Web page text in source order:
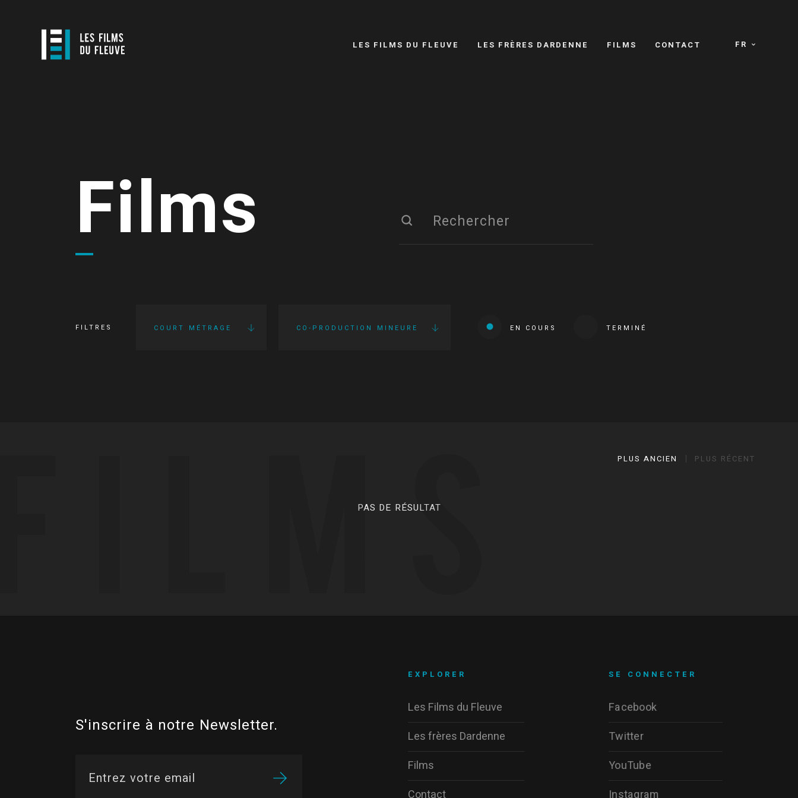
FR
LES FILMS DU FLEUVE LES FRÈRES DARDENNE FILMS CONTACT
Films
FILTRES COURT MÉTRAGE CO-PRODUCTION MINEURE EN COURS TERMINÉ
PLUS ANCIEN PLUS RÉCENT
PAS DE RÉSULTAT
S'inscrire à notre Newsletter.
SE CONNECTER
Facebook
Twitter
YouTube
Instagram
EXPLORER
Les Films du Fleuve
Les frères Dardenne
Films
Contact